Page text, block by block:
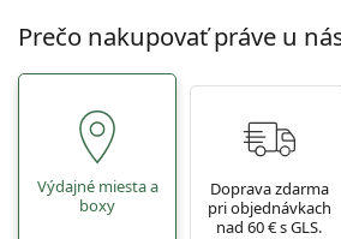
Prečo nakupovať práve u
Výdajné miesta a
boxy
Doprava zdarma
pri objednávkach
nad 60 € s GLS.